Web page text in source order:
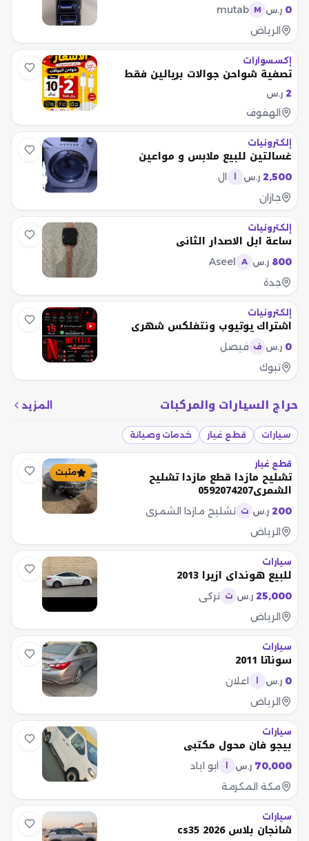
0 ر.س M
mutab
الرياض
إكسسوارات
تصفية شواحن جوالات بريالين فقط
2 ر.س
الهفوف
إلكترونيات
غسالتين للبيع ملابس و مواعين
2,500 ر.س
ال
جازان
إلكترونيات
ساعة ابل الاصدار الثاني
800 ر.س A
Aseel
جدة
إلكترونيات
اشتراك يوتيوب ونتفلكس شهري
0 ر.س ف فيصل
تبوك
حراج السيارات والمركبات المزيد
سيارات قطع غيار خدمات وصيانة
مثبت
قطع غيار
تشليح مازدا قطع مازدا تشليح
الشمري0592074207
200 ر.س ت تشليح مازدا الشمري
الرياض
سيارات
للبيع هونداي ازيرا 2013
25,000 ر.س ت تركي
الرياض
سيارات
سوناتا 2011
0 ر.س
اعلان
الرياض
سيارات
بيجو فان محول مكتبي
70,000 ر.س
ابو اياد
مكة المكرمة
سيارات
شانجان بلاس cs35 2026